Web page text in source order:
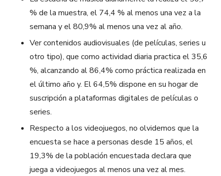
% de la muestra, el 74,4 % al menos una vez a la
semana y el 80,9% al menos una vez al año.
Ver contenidos audiovisuales (de películas, series u
otro tipo), que como actividad diaria practica el 35,6
%, alcanzando al 86,4% como práctica realizada en
el último año y. El 64,5% dispone en su hogar de
suscripción a plataformas digitales de películas o
series.
Respecto a los videojuegos, no olvidemos que la
encuesta se hace a personas desde 15 años, el
19,3% de la población encuestada declara que
juega a videojuegos al menos una vez al mes.